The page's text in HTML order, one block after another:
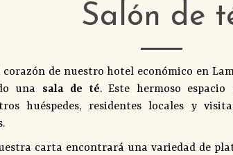
Salón de
corazón de nuestro hotel económico en
una sala de té. Este hermoso espacio
huéspedes, residentes locales y
carta encontrará una variedad de